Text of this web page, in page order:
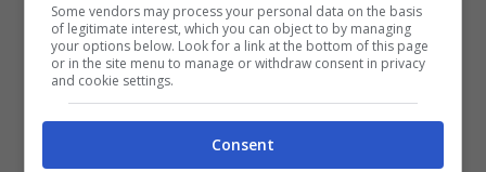
ha spiegato l’ex premier italiano.
Dopo aver annunciato il nuovo pacchetto
sull’energia in arrivo dalla Commissione
un pacchetto enorme”
Some vendors may process your personal data on the basis
of legitimate interest, which you can object to by managing
your options below. Look for a link at the bottom of this page
or in the site menu to manage or withdraw consent in privacy
and cookie settings.
Consent